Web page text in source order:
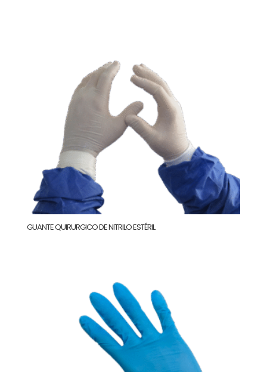
GUANTE QUIRURGICO DE NITRILO ESTÉRIL